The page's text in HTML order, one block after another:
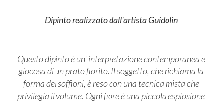
Dipinto realizzato dall'artista Guidolin
Questo dipinto è un' interpretazione contemporanea e
giocosa di un prato fiorito. Il soggetto, che richiama la
forma dei soffioni, è reso con una tecnica mista che
privilegia il volume. Ogni fiore è una piccola esplosione